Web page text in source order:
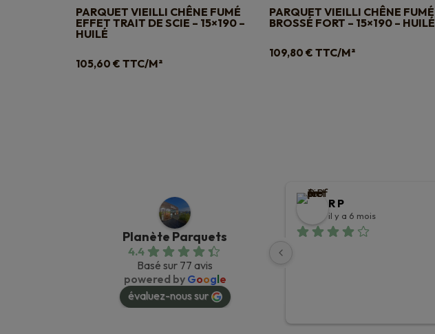
PARQUET VIEILLI CHÊNE FUMÉ
EFFET TRAIT DE SCIE – 15×190 –
HUILÉ
105,60 € TTC/M²
PARQUET VIEILLI CHÊNE FUMÉ
BROSSÉ FORT – 15×190 – HUILÉ
109,80 € TTC/M²
Planète Parquets
4.4
Basé sur 77 avis
powered by Google
évaluez-nous sur
R P
il y a 6 mois